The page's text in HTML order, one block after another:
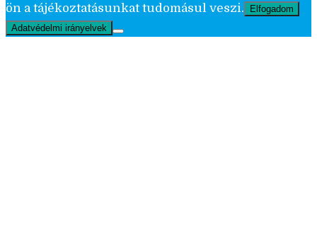
ön a tájékoztatásunkat tudomásul veszi.
Elfogadom
Adatvédelmi irányelvek